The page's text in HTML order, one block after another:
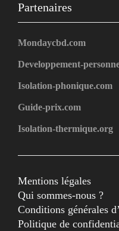
Partenaires
Mondaycbd.com
Developpement-
Isolation-phonique.com
Guide-prix.com
Isolation-thermique.org
Mentions légales
Qui sommes-nous ?
Conditions générales
Politique de